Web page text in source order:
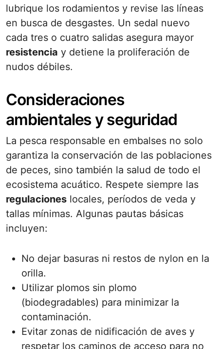
lubrique los rodamientos y revise las líneas
en busca de desgastes. Un sedal nuevo
cada tres o cuatro salidas asegura mayor
resistencia y detiene la proliferación de
nudos débiles.
Consideraciones
ambientales y seguridad
La pesca responsable en embalses no solo
garantiza la conservación de las poblaciones
de peces, sino también la salud de todo el
ecosistema acuático. Respete siempre las
regulaciones locales, períodos de veda y
tallas mínimas. Algunas pautas básicas
incluyen:
No dejar basuras ni restos de nylon en la
orilla.
Utilizar plomos sin plomo
(biodegradables) para minimizar la
contaminación.
Evitar zonas de nidificación de aves y
respetar los caminos de acceso para no